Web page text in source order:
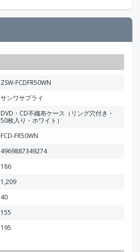
ZSW-FCDFR50WN
サンワサプライ
DVD・CD不織布ケース（リング穴付き・
50枚入り・ホワイト）
FCD-FR50WN
4969887349274
186
1,209
40
155
195